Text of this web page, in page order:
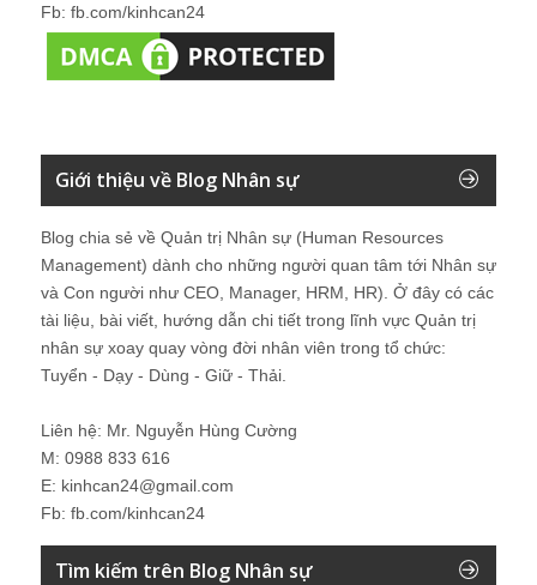
Fb: fb.com/kinhcan24
Giới thiệu về Blog Nhân sự
Blog chia sẻ về Quản trị Nhân sự (Human Resources
Management) dành cho những người quan tâm tới Nhân sự
và Con người như CEO, Manager, HRM, HR). Ở đây có các
tài liệu, bài viết, hướng dẫn chi tiết trong lĩnh vực Quản trị
nhân sự xoay quay vòng đời nhân viên trong tổ chức:
Tuyển - Dạy - Dùng - Giữ - Thải.
Liên hệ: Mr. Nguyễn Hùng Cường
M: 0988 833 616
E: kinhcan24@gmail.com
Fb: fb.com/kinhcan24
Tìm kiếm trên Blog Nhân sự